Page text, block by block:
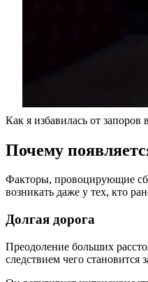
Как я избавилась от
Почему
Факторы, провоцирующие
возникать даже у тех, кто
Долгая дорога
Преодоление больших
следствием чего становится